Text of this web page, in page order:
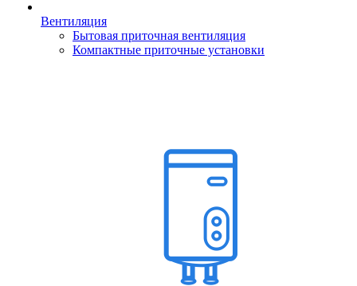
Вентиляция
Бытовая приточная вентиляция
Компактные приточные установки